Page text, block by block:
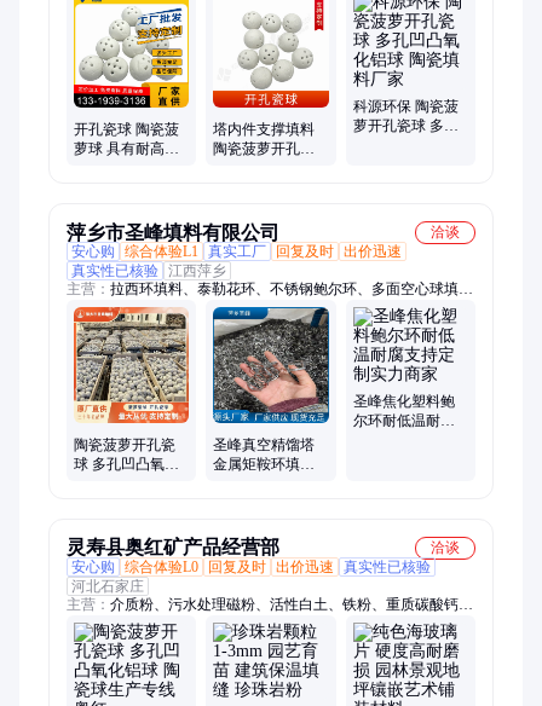
陶瓷拉西环、氧化锆球、陶瓷矩鞍环、陶瓷阶梯环、高铝瓷球、
空心浮球、金属拉西环、活性氧化铝、西塔环、塑料拉西环、金
属扁环、金属共轭环、金属阶梯环、金属泰勒花环
开孔瓷球 陶瓷菠
萝球 具有耐高温
塔内件支撑填料
陶瓷菠萝开孔瓷
科源环保 陶瓷菠
萝开孔瓷球 多孔
萍乡市圣峰填料有限公司
洽谈
安心购
综合体验L1 真实工厂 回复及时 出价迅速
真实性已核验 江西萍乡
主营： 拉西环填料、泰勒花环、不锈钢鲍尔环、多面空心球填
料、环保球填料、哈凯登球、空心浮球、空心球填料、陶瓷鲍尔
环、陶瓷拉西环、陶瓷波纹填料、海尔环、不锈钢矩鞍环、矩鞍
环填料、异鞍环填料、阶梯环填料、八四内弧环填料、扁环填
料、轻瓷填料、全瓷填料、瓷塑填料、塑料孔板波纹填料、塑料
鲍尔环、四氟鲍尔环、不锈钢拉西环
陶瓷菠萝开孔瓷
球 多孔凹凸氧化
圣峰真空精馏塔
金属矩鞍环填料
圣峰焦化塑料鲍
尔环耐低温耐腐
灵寿县奥红矿产品经营部
洽谈
安心购
综合体验L0 回复及时 出价迅速
真实性已核验
河北石家庄
主营： 介质粉、污水处理磁粉、活性白土、铁粉、重质碳酸钙、
轻质碳酸钙、远红外粉、滑石粉、煅烧滑石粉、配重砂、贝壳
粉、石英粉、玻璃粉、麦饭石粉、白云石粉、硅藻土、绿沸石、
石膏粉、陶土、四氧化三铁、硅灰、矿渣粉、粉煤灰、膨润土、
硫化铁